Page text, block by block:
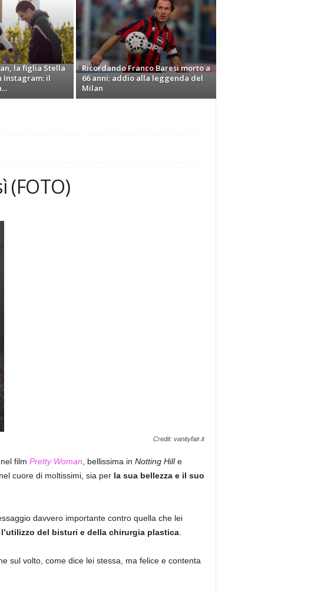
la figlia Stella
Instagram: il
Ricordando Franco Baresi morto a
66 anni: addio alla leggenda del
Milan
(FOTO)
Credit: vanityfair.it
film Pretty Woman , bellissima in Notting Hille
cuore di moltissimi, sia per la sua bellezza e il suo
davvero importante contro quella che lei
l’utilizzo del bisturi e della chirurgia plastica.
sul volto, come dice lei stessa, ma felice e contenta